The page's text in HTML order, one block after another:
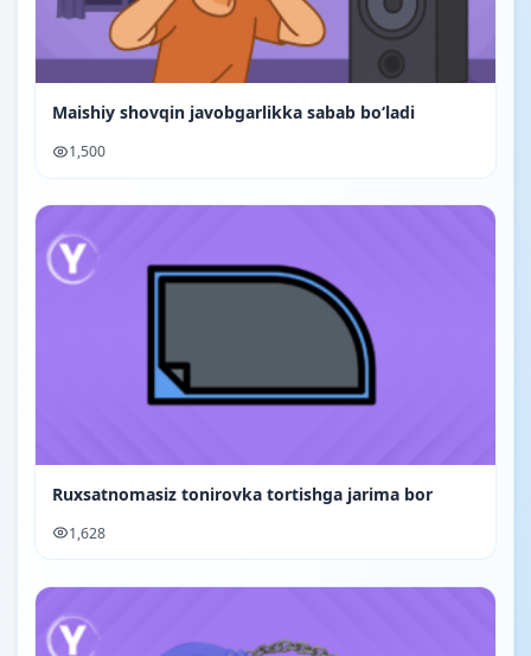
Maishiy shovqin javobgarlikka sabab bo‘ladi
1,500
Ruxsatnomasiz tonirovka tortishga jarima bor
1,628